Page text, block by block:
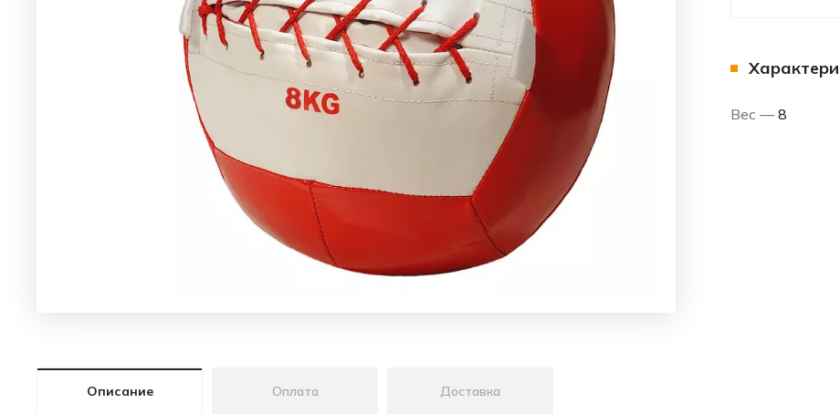
Вес — 8
Описание Оплата Доставка